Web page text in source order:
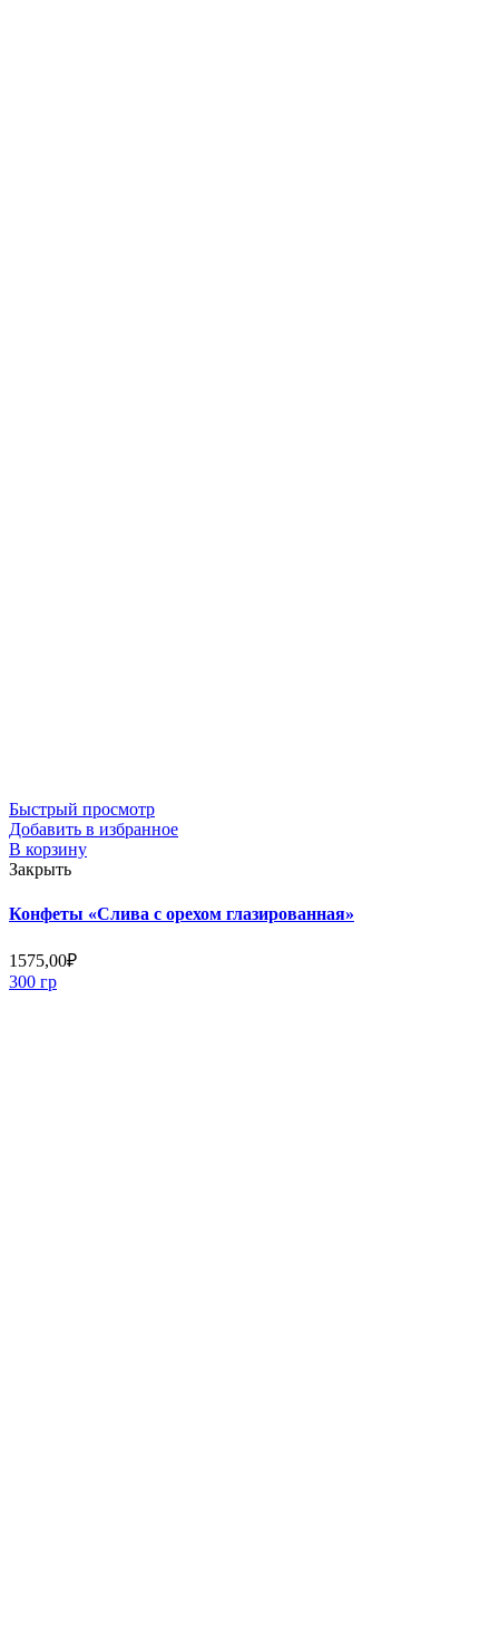
Быстрый просмотр
Добавить в избранное
В корзину
Закрыть
Конфеты «Слива с орехом глазированная»
1575,00₽
300 гр